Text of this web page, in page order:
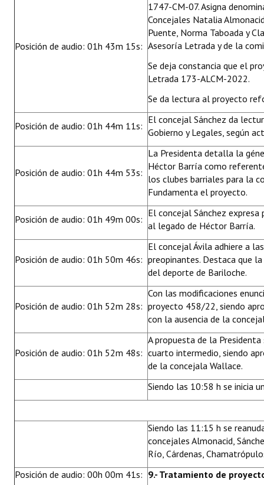
Posición de audio: 01h 43m 15s:
1747-CM-07. Asigna
Concejales Natalia
Puente, Norma Taboada y
Asesoría Letrada y de la
Se deja constancia que el
Letrada 173-ALCM-2022.
Se da lectura al proyecto
Posición de audio: 01h 44m 11s:
El concejal Sánchez da
Gobierno y Legales, según
Posición de audio: 01h 44m 53s:
La Presidenta detalla la
Héctor Barría como
los clubes barriales para la
Fundamenta el proyecto.
Posición de audio: 01h 49m 00s:
El concejal Sánchez
al legado de Héctor Barría.
Posición de audio: 01h 50m 46s:
El concejal Ávila adhiere a
preopinantes. Destaca que
del deporte de Bariloche.
Posición de audio: 01h 52m 28s:
Con las modificaciones
proyecto 458/22, siendo
con la ausencia de la
Posición de audio: 01h 52m 48s:
A propuesta de la
cuarto intermedio, siendo
de la concejala Wallace.
Siendo las 10:58 h se inicia
Siendo las 11:15 h se
concejales Almonacid,
Río, Cárdenas,
Posición de audio: 00h 00m 41s: 9.- Tratamiento de